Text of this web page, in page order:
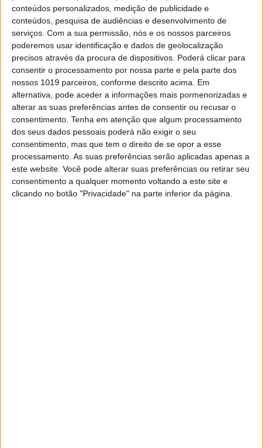
conteúdos personalizados, medição de publicidade e
conteúdos, pesquisa de audiências e desenvolvimento de
serviços. Com a sua permissão, nós e os nossos parceiros
poderemos usar identificação e dados de geolocalização
precisos através da procura de dispositivos. Poderá clicar para
consentir o processamento por nossa parte e pela parte dos
nossos 1019 parceiros, conforme descrito acima. Em
alternativa, pode aceder a informações mais pormenorizadas e
alterar as suas preferências antes de consentir ou recusar o
consentimento. Tenha em atenção que algum processamento
dos seus dados pessoais poderá não exigir o seu
consentimento, mas que tem o direito de se opor a esse
processamento. As suas preferências serão aplicadas apenas a
este website. Você pode alterar suas preferências ou retirar seu
consentimento a qualquer momento voltando a este site e
clicando no botão "Privacidade" na parte inferior da página.
PALAVRAS-CHAVE
Filipa Areosa Final Por Ti
Lourenço Ortigão novelas Por TI
sexo SIC
RELACIONADOS